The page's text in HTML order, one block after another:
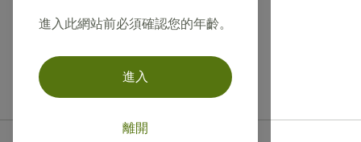
進入此網站前必須確認您的年齡。
進入
離開